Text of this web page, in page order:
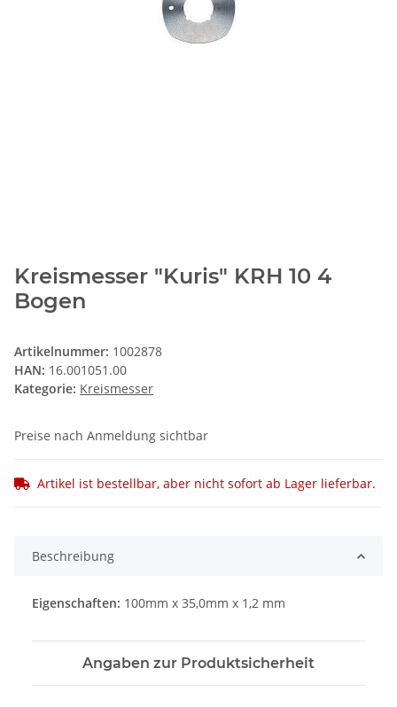
Kreismesser "Kuris" KRH 10 4
Bogen
Artikelnummer: 1002878
HAN: 16.001051.00
Kategorie: Kreismesser
Preise nach Anmeldung sichtbar
Artikel ist bestellbar, aber nicht sofort ab Lager lieferbar.
Beschreibung
Eigenschaften: 100mm x 35,0mm x 1,2 mm
Angaben zur Produktsicherheit